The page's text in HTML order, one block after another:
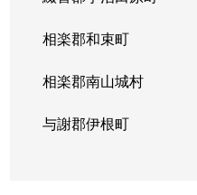
相楽郡和束町
相楽郡南山城村
与謝郡伊根町